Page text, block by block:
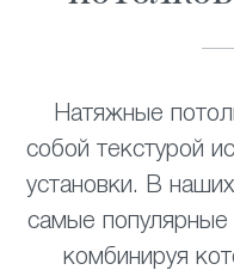
Натяжные
собой текстурой
установки. В
самые популярные
комбинируя